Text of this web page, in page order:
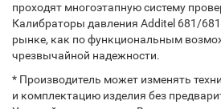
проходят многоэтапную систему
Калибраторы давления Additel 681/
рынке, как по функциональным
чрезвычайной надежности.
* Производитель может изменять
и комплектацию изделия без